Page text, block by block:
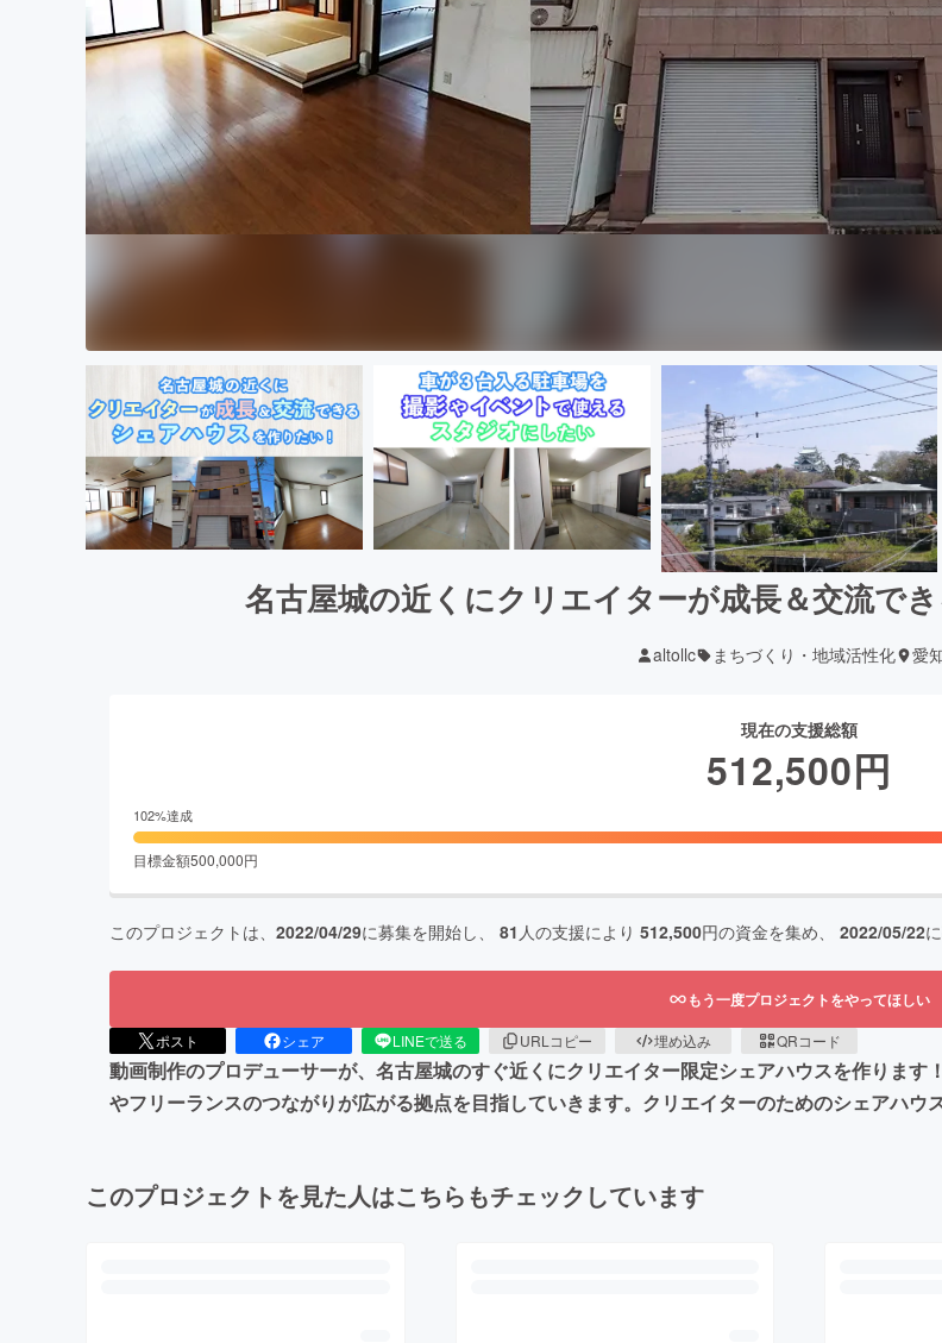
名古屋城の近くにクリエイターが成長＆交流で
altollc まちづくり・地域活性化 愛
現在の支援総額
512,500円
102%達成
目標金額500,000円
このプロジェクトは、 2022/04/29に募集を開始し、 81 人の支援により 512,500円の資金を集め、 2022/05/22
もう一度プロジェクトをやってほしい
ポスト シェア LINEで送る URLコピー 埋め込み QRコード
動画制作のプロデューサーが、名古屋城のすぐ近くにクリエイター限定シェアハウスを作りま
やフリーランスのつながりが広がる拠点を目指していきます。クリエイターのためのシェアハウ
このプロジェクトを見た人はこちらもチェックしています